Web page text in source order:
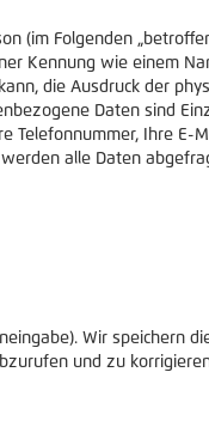
(im Folgenden
Kennung wie einem
die Ausdruck der
Daten sind
Telefonnummer, Ihre E-
alle Daten
Wir speichern
und zu